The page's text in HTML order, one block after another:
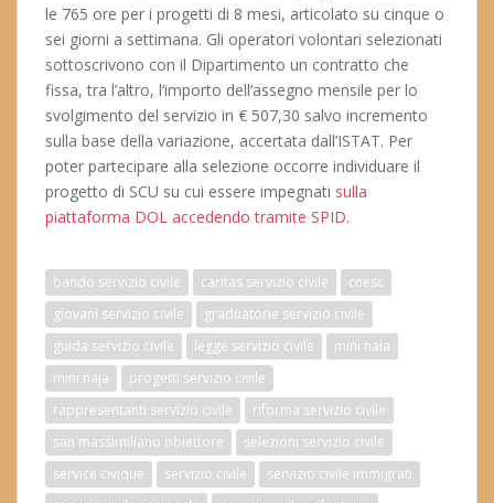
le 765 ore per i progetti di 8 mesi, articolato su cinque o
sei giorni a settimana. Gli operatori volontari selezionati
sottoscrivono con il Dipartimento un contratto che
fissa, tra l’altro, l’importo dell’assegno mensile per lo
svolgimento del servizio in € 507,30 salvo incremento
sulla base della variazione, accertata dall’ISTAT. Per
poter partecipare alla selezione occorre individuare il
progetto di SCU su cui essere impegnati sulla
piattaforma DOL accedendo tramite SPID.
bando servizio civile caritas servizio civile
cnesc
giovani servizio civile
graduatorie servizio civile
guida servizio civile
legge servizio civile
mini naia
mini naja
progetti servizio civile
rappresentanti servizio civile
riforma servizio civile
san massimiliano obiettore
selezioni servizio civile
service civique
servizio civile
servizio civile immigrati